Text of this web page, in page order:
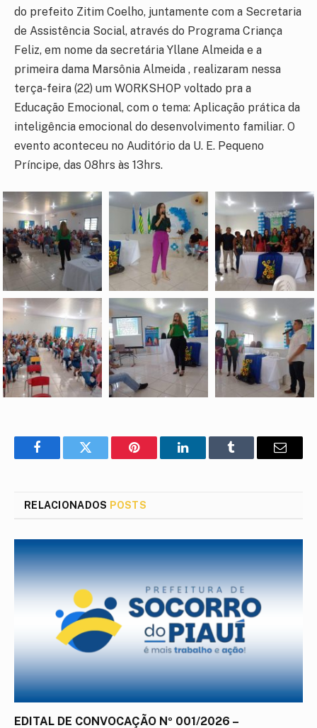
do prefeito Zitim Coelho, juntamente com a Secretaria
de Assistência Social, através do Programa Criança
Feliz, em nome da secretária Yllane Almeida e a
primeira dama Marsônia Almeida , realizaram nessa
terça-feira (22) um WORKSHOP voltado pra a
Educação Emocional, com o tema: Aplicação prática da
inteligência emocional do desenvolvimento familiar. O
evento aconteceu no Auditório da U. E. Pequeno
Príncipe, das 08hrs às 13hrs.
FacebookTwitter Pinterest LinkedInTumblr
E-
RELACIONADOS POSTS
EDITAL DE CONVOCAÇÃO Nº 001/2026 –